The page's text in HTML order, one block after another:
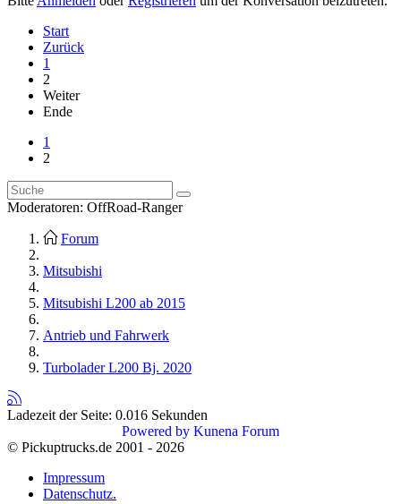
Start
Zurück
1
2
Weiter
Ende
1
2
Moderatoren: OffRoad-Ranger
Forum
Mitsubishi
Mitsubishi L200 ab 2015
Antrieb und Fahrwerk
Turbolader L200 Bj. 2020
Ladezeit der Seite: 0.016 Sekunden
Powered by Kunena Forum
© Pickuptrucks.de 2001 - 2026
Impressum
Datenschutz.